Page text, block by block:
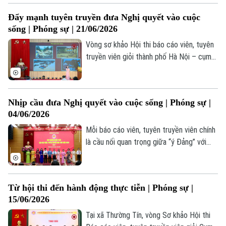
Theo dõi Hà Nội On
cáo viên, tuyên truyền viên Thủ đô đã chủ
động đổi mới phương pháp, tăng cường
ứng dụng công nghệ số, góp phần nâng
cao hiệu quả đưa nghị quyết của Đảng
Đẩy mạnh tuyên truyền đưa Nghị quyết vào cuộc
sống | Phóng sự | 21/06/2026
Vòng sơ khảo Hội thi báo cáo viên, tuyên
truyền viên giỏi thành phố Hà Nội – cụm
nâng cao chất lượng công tác tuyên
Nhịp cầu đưa Nghị quyết vào cuộc sống | Phóng sự |
04/06/2026
Mỗi báo cáo viên, tuyên truyền viên chính
là cầu nối quan trọng giữa “ý Đảng” với
nhiệm, ý chí tự lực tự cường và tình yêu
Thủ đô văn hiến, văn minh, hiện đại và
Từ hội thi đến hành động thực tiễn | Phóng sự |
15/06/2026
Tại xã Thường Tín, vòng Sơ khảo Hội thi